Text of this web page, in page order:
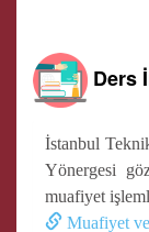
Ders
İstanbul
Yönergesi
muafiyet
Muafiyet